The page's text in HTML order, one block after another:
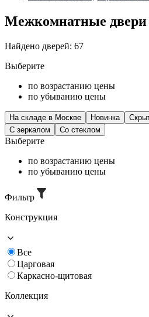
Межкомнатные двери
Найдено дверей: 67
Выберите
по возрастанию цены
по убыванию цены
На складе в Москве Новинка
C зеркалом
Со стеклом
Выберите
по возрастанию цены
по убыванию цены
Фильтр
Конструкция
Все
Царговая
Каркасно-щитовая
Коллекция